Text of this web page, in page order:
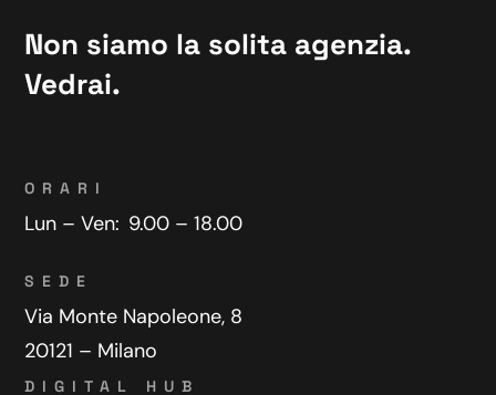
Non siamo la solita agenzia.
Vedrai.
ORARI
Lun – Ven: 9.00 – 18.00
SEDE
Via Monte Napoleone, 8
20121 – Milano
DIGITAL HUB